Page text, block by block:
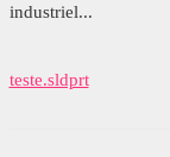
industriel...
teste.sldprt